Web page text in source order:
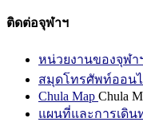
ติดต่อจุฬาฯ
หน่วยงานของจุฬา
สมุดโทรศัพท์ออน
Chula Map Chula
แผนที่และการเดิน